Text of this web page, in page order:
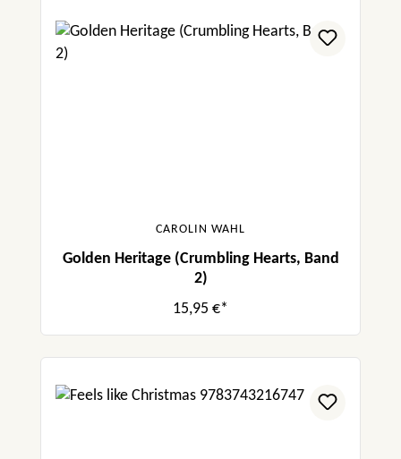
CAROLIN WAHL
Golden Heritage (Crumbling Hearts, Band
2)
15,95 €*